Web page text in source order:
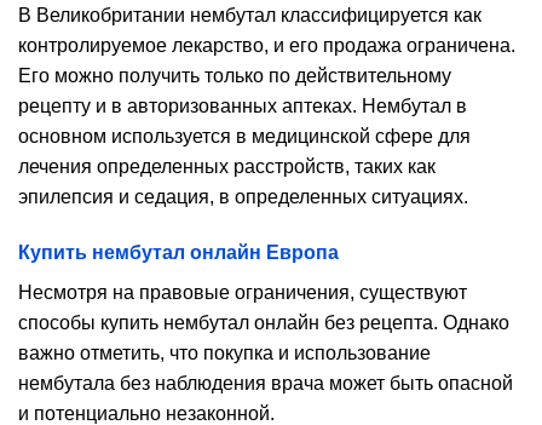
В Великобритании нембутал классифицируется как
контролируемое лекарство, и его продажа ограничена.
Его можно получить только по действительному
рецепту и в авторизованных аптеках. Нембутал в
основном используется в медицинской сфере для
лечения определенных расстройств, таких как
эпилепсия и седация, в определенных ситуациях.
Купить нембутал онлайн Европа
Несмотря на правовые ограничения, существуют
способы купить нембутал онлайн без рецепта. Однако
важно отметить, что покупка и использование
нембутала без наблюдения врача может быть опасной
и потенциально незаконной.